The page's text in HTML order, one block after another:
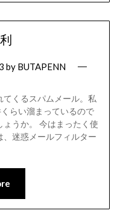
by BUTAPENN
くるスパムメール。私
らい溜まっているので
うか。 今はまったく使
、迷惑メールフィルター